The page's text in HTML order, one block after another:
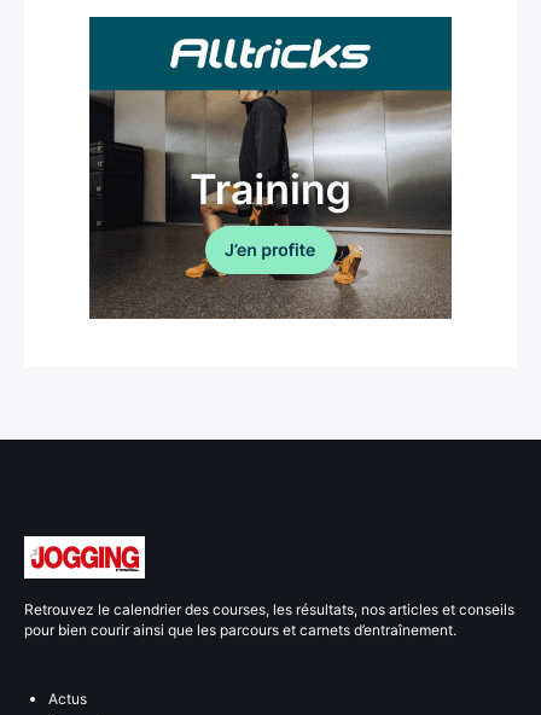
Retrouvez le calendrier des courses, les résultats, nos articles et conseils
pour bien courir ainsi que les parcours et carnets d’entraînement.
Actus